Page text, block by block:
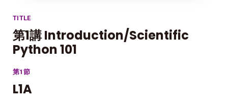
TITLE
第1講 Introduction/Scientific
Python 101
第1節
L1A